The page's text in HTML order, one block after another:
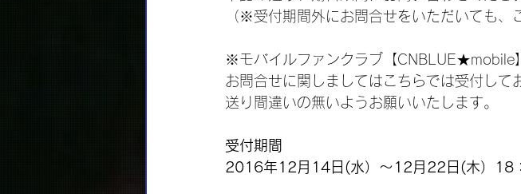
（※受付期間外にお問合せをいただいても、
※モバイルファンクラブ【CNBLUE★mobile
お問合せに関しましてはこちらでは受付して
送り間違いの無いようお願いいたします。
受付期間
2016年12月14日(水）～12月22日(木）18